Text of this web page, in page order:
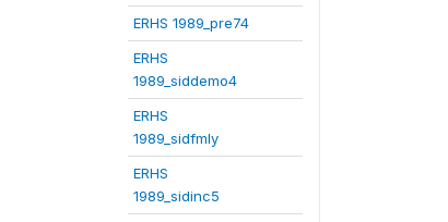
ERHS 1989_pre74
ERHS
1989_siddemo4
ERHS
1989_sidfmly
ERHS
1989_sidinc5